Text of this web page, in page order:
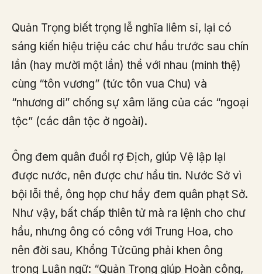
Quản Trọng biết trọng lễ nghĩa liêm sỉ, lại có
sáng kiến hiệu triệu các chư hầu trước sau chín
lần (hay mười một lần) thề với nhau (minh thệ)
cùng “tôn vương” (tức tôn vua Chu) và
“nhương di” chống sự xâm lăng của các “ngoại
tộc” (các dân tộc ở ngoài).
Ông đem quân đuổi rợ Địch, giúp Vệ lập lại
được nước, nên được chư hầu tin. Nước Sở vì
bội lỗi thề, ông họp chư hầy đem quân phạt Sở.
Như vậy, bất chấp thiên tử mà ra lệnh cho chư
hầu, nhưng ông có công với Trung Hoa, cho
nên đời sau, Khổng Tửcũng phải khen ông
trong Luận ngữ: “Quản Trọng giúp Hoàn công,